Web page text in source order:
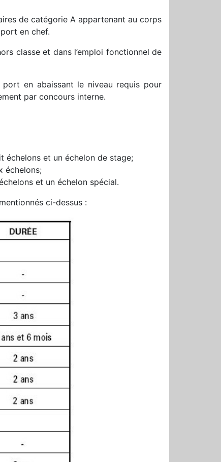
de catégorie A appartenant au corps
en chef.
classe et dans l’emploi fonctionnel de
en abaissant le niveau requis pour
par concours interne.
échelons et un échelon de stage;
échelons;
et un échelon spécial.
ci-dessus :